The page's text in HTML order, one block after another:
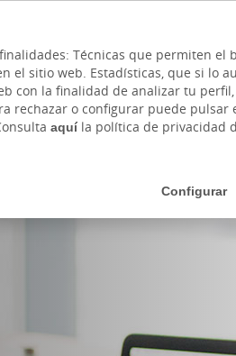
Técnicas que permiten
sitio web. Estadísticas, que si lo
con la finalidad de analizar tu
o configurar puede pulsar
aquíla política de privacidad
Configurar
Ahorro e Inversión Seguros
EMPRESAS